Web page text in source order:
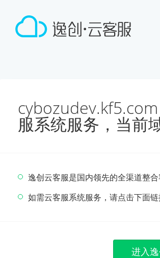
服系统服务，当前
逸创云客服是国内领先的全渠道整合
如需云客服系统服务，请点击下面链
进入